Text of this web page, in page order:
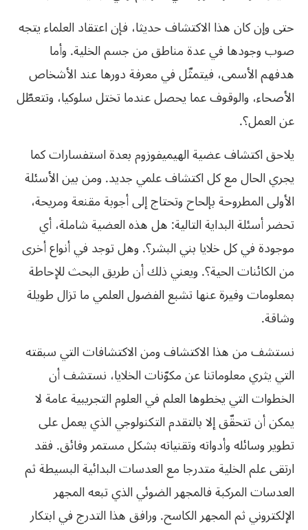
حتى وإن كان هذا الاكتشاف حديثا، فإن اعتقاد العلماء يتجه
صوب وجودها في عدة مناطق من جسم الخلية. وأما
هدفهم الأسمى، فيتمثّل في معرفة دورها عند الأشخاص
الأصحاء، والوقوف عما يحصل عندما تختل سلوكيا، وتتعطّل
عن العمل؟.
يلاحق اكتشاف عضية الهيميفوزوم بعدة استفسارات كما
يجري الحال مع كل اكتشاف علمي جديد. ومن بين الأسئلة
الأولى المطروحة بإلحاح وتحتاج إلى أجوبة مقنعة ومريحة،
تحضر أسئلة البداية التالية: هل هذه العضية شاملة، أي
موجودة في كل خلايا بني البشر؟. وهل توجد في أنواع أخرى
من الكائنات الحية؟. ويعني ذلك أن طريق البحث للإحاطة
بمعلومات وفيرة عنها تشبع الفضول العلمي ما تزال طويلة
وشاقة.
نستشف من هذا الاكتشاف ومن الاكتشافات التي سبقته
التي يثري معلوماتنا عن مكوّنات الخلايا، نستشف أن
الخطوات التي يخطوها العلم في العلوم التجريبية عامة لا
يمكن أن تتحقّق إلا بالتقدم التكنولوجي الذي يعمل على
تطوير وسائله وأدواته وتقنياته بشكل مستمر وفائق. فقد
ارتقى علم الخلية متدرجا مع العدسات البدائية البسيطة ثم
العدسات المركبة فالمجهر الضوئي الذي تبعه المجهر
الإلكتروني ثم المجهر الكاسح. ورافق هذا التدرج في ابتكار